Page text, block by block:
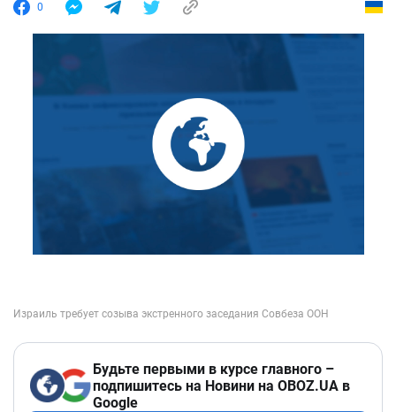
0
Будьте первыми в курсе главного –
подпишитесь на Новини на OBOZ.UA в
Google